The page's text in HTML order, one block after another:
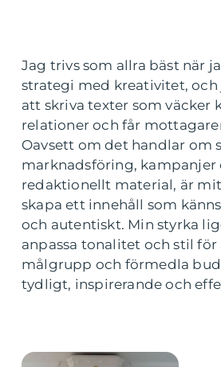
Jag trivs som allra bäst när
strategi med kreativitet,
att skriva texter som väcker
relationer och får
Oavsett om det handlar om
marknadsföring, kampanjer
redaktionellt material, är
skapa ett innehåll som
och autentiskt. Min styrka
anpassa tonalitet och stil
målgrupp och förmedla
tydligt, inspirerande och